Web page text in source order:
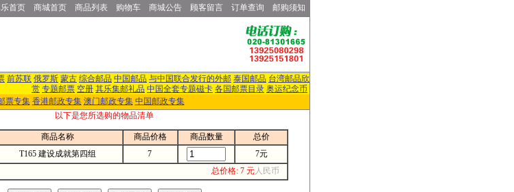
首页 商城首页 商品列表 购物车 商城公告 顾客留言 订单查询 邮购须知
前苏联 俄罗斯 蒙古 综合邮品 中国邮品 与中国联合发行的外邮 泰国邮品 台湾邮品欣
赏 专题邮票 空册 其乐集邮礼品 中国全套专题磁卡 各国邮票目录 奥运纪念币
票专集 香港邮政专集 澳门邮政专集 中国邮政专集
以下是您所选购的物品清单
商品名称 商品价格 商品数量
总价
T165 建设成就第四组 7
7元
总价格: 7 元人民币